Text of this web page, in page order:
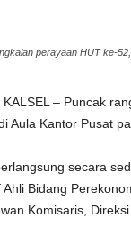
perayaan HUT ke-
KALSEL – Puncak
Aula Kantor Pusat
secara
Bidang
Komisaris,